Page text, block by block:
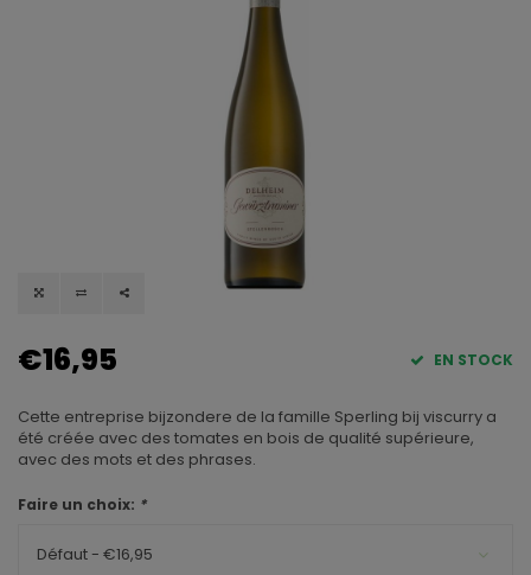
€16,95 EN STOCK
Cette entreprise bijzondere de la famille Sperling bij viscurry a
été créée avec des tomates en bois de qualité supérieure,
avec des mots et des phrases.
Faire un choix: *
Défaut - €16,95